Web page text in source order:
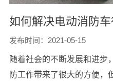
如何解决电动消防车
发布时间：2021-05-15
随着社会的不断发展和进步
防工作带来了很大的方便，